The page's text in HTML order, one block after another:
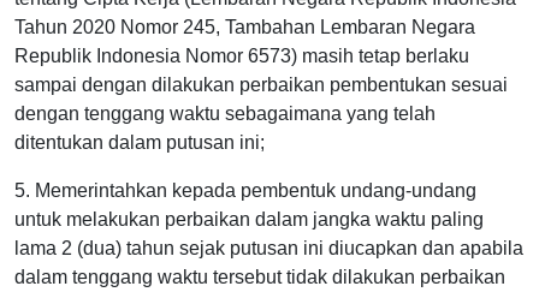
Tahun 2020 Nomor 245, Tambahan Lembaran Negara
Republik Indonesia Nomor 6573) masih tetap berlaku
sampai dengan dilakukan perbaikan pembentukan sesuai
dengan tenggang waktu sebagaimana yang telah
ditentukan dalam putusan ini;
5. Memerintahkan kepada pembentuk undang-undang
untuk melakukan perbaikan dalam jangka waktu paling
lama 2 (dua) tahun sejak putusan ini diucapkan dan apabila
dalam tenggang waktu tersebut tidak dilakukan perbaikan